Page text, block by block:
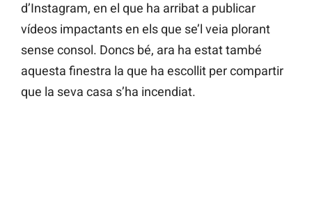
d’Instagram, en el que ha arribat a publicar
vídeos impactants en els que se’l veia plorant
sense consol. Doncs bé, ara ha estat també
aquesta finestra la que ha escollit per compartir
que la seva casa s’ha incendiat.